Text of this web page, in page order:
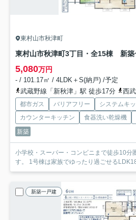
東村山市秋津町
5,080万円
- / 101.17㎡ / 4LDK＋S(納戸) /予定
武蔵野線「新秋津」駅 徒歩17分
西武
都市ガス バリアフリー
システムキ
カウンターキッチン
食器洗い乾燥機
新築
小学校・スーパー・コンビニまで徒歩10分
す。 1号棟は家族でゆったり過ごせる
新築一戸建